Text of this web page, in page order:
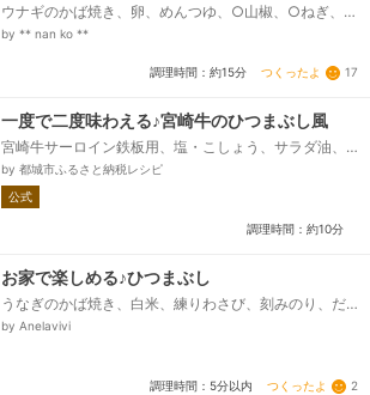
ウナギのかば焼き、卵、めんつゆ、○山椒、○ねぎ、○
わさび、★みりん、★醤油、★砂糖、☆だしの素、☆
by ** nan ko **
調理時間：約15分 つくったよ 17
一度で二度味わえる♪宮崎牛のひつまぶし風
宮崎牛サーロイン鉄板用、塩・こしょう、サラダ油、
(A)酒・みりん・しょうゆ、ごはん、刻みのり、大葉、
小ねぎ、わさび、だし汁...
by 都城市ふるさと納税レシピ
公式
調理時間：約10分
お家で楽しめる♪ひつまぶし
うなぎのかば焼き、白米、練りわさび、刻みのり、だ
し汁、【タレ】、酒、醤油、みりん、砂糖
by Anelavivi
調理時間：5分以内 つくったよ 2